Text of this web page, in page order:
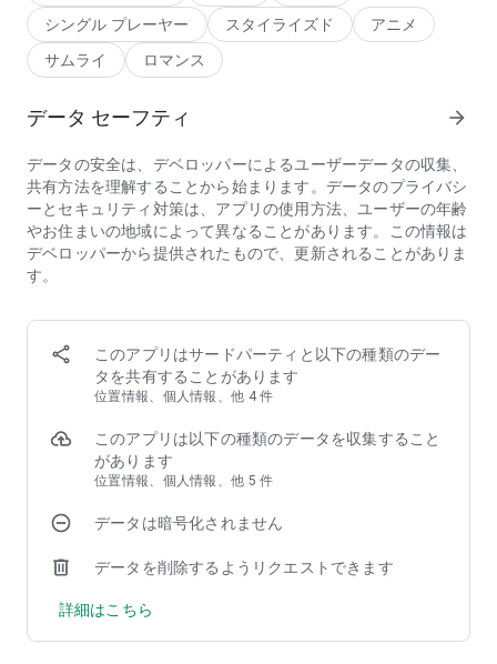
☆ﾟ･*:.｡.アプリ概要.｡.:*･ﾟ☆
■恋愛ゲームならではの、胸キュン、ドキドキが詰まった物語
天下統一を目論む戦国武将『織田信長』だった！？
京都に旅行中、突然の雷に見舞われたアナタ。
目を開けると、そこは本能寺の変の真っ只中で…？
「貴様、天下人の女になる気はないか？」
織田信長に気に入られてしまったアナタの元に、
17人の武将が次々と現れる…！
伊達政宗「退屈させるなよ。俺を満足させてくれるんだろ
時をかけた恋の乱舞が、今、華ひらくー……！
■『イケメンシリーズ』初のキャラクターボイス付き！
付き！今までの恋愛ゲームより、臨場感やドキドキがさらにア
魅力的なキャラボイスと、イケメン戦国武将のビジュアルで、
シングル プレーヤー
スタイライズド
アニメ
サムライ
ロマンス
データ セーフティ arrow_forward
データの安全は、デベロッパーによるユーザーデータの収集、
共有方法を理解することから始まります。データのプライバシ
ーとセキュリティ対策は、アプリの使用方法、ユーザーの年齢
やお住まいの地域によって異なることがあります。この情報は
デベロッパーから提供されたもので、更新されることがありま
す。
このアプリはサードパーティと以下の種類のデー
タを共有することがあります
位置情報、個人情報、他 4 件
このアプリは以下の種類のデータを収集すること
があります
位置情報、個人情報、他 5 件
データは暗号化されません
データを削除するようリクエストできます
詳細はこちら